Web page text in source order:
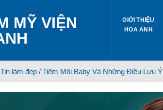
GIỚI THIỆU
HOA ANH
Tin làm đẹp/ Tiêm Môi Baby Và Những Điều Lưu Ý